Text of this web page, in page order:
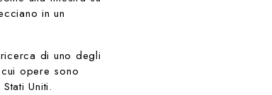
in un
di uno degli
opere sono
Uniti.